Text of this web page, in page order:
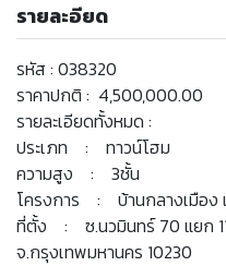
รายละอียด
รหัส : 038320
ราคาปกติ : 4,500,000.00
รายละเอียดทั้งหมด :
ประเภท : ทาวน์โฮม
ความสูง : 3ชั้น
โครงการ : บ้านกลางเมือง
ที่ตั้ง : ซ.นวมินทร์ 70 แยก
จ.กรุงเทพมหานคร 10230